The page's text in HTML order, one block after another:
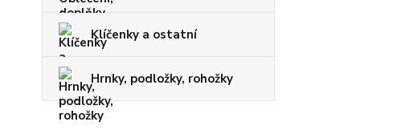
Klíčenky a ostatní
Hrnky, podložky, rohožky